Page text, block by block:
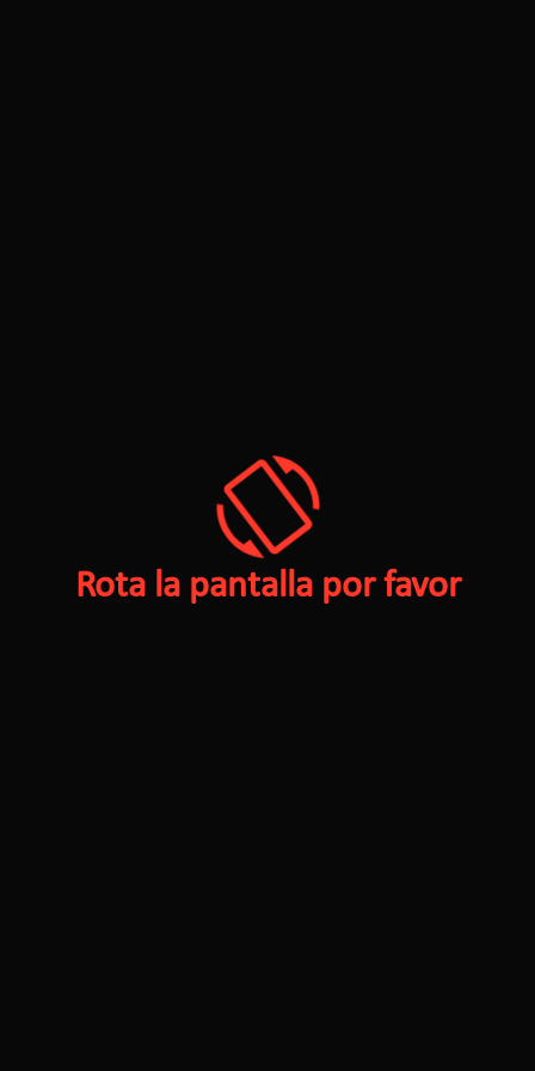
Rota la pantalla por favor